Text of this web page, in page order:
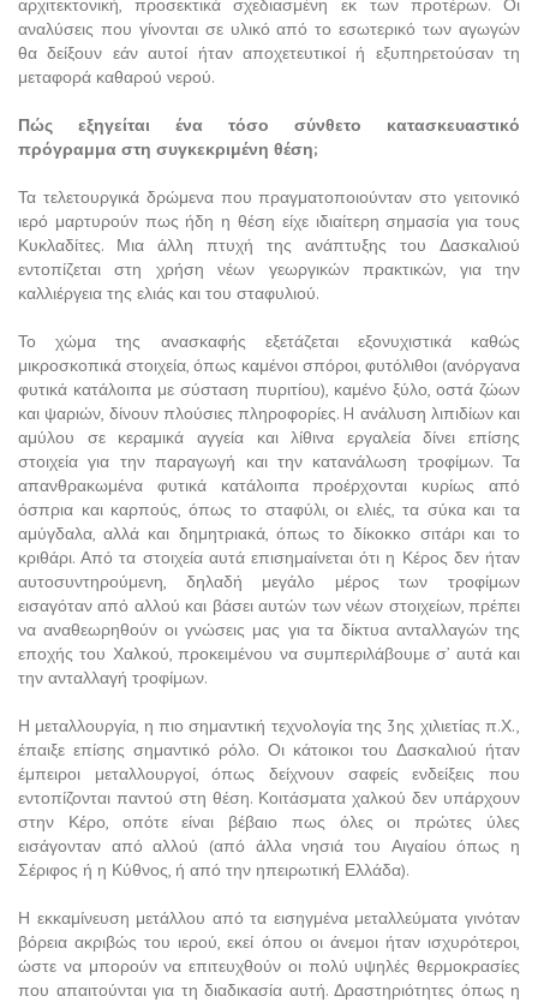
αρχιτεκτονική, προσεκτικά σχεδιασμένη εκ των προτέρων. Οι
αναλύσεις που γίνονται σε υλικό από το εσωτερικό των αγωγών
θα δείξουν εάν αυτοί ήταν αποχετευτικοί ή εξυπηρετούσαν τη
μεταφορά καθαρού νερού.
Πώς εξηγείται ένα τόσο σύνθετο κατασκευαστικό
πρόγραμμα στη συγκεκριμένη θέση;
Τα τελετουργικά δρώμενα που πραγματοποιούνταν στο γειτονικό
ιερό μαρτυρούν πως ήδη η θέση είχε ιδιαίτερη σημασία για τους
Κυκλαδίτες. Μια άλλη πτυχή της ανάπτυξης του Δασκαλιού
εντοπίζεται στη χρήση νέων γεωργικών πρακτικών, για την
καλλιέργεια της ελιάς και του σταφυλιού.
Το χώμα της ανασκαφής εξετάζεται εξονυχιστικά καθώς
μικροσκοπικά στοιχεία, όπως καμένοι σπόροι, φυτόλιθοι (ανόργανα
φυτικά κατάλοιπα με σύσταση πυριτίου), καμένο ξύλο, οστά ζώων
και ψαριών, δίνουν πλούσιες πληροφορίες. H ανάλυση λιπιδίων και
αμύλου σε κεραμικά αγγεία και λίθινα εργαλεία δίνει επίσης
στοιχεία για την παραγωγή και την κατανάλωση τροφίμων. Τα
απανθρακωμένα φυτικά κατάλοιπα προέρχονται κυρίως από
όσπρια και καρπούς, όπως το σταφύλι, οι ελιές, τα σύκα και τα
αμύγδαλα, αλλά και δημητριακά, όπως το δίκοκκο σιτάρι και το
κριθάρι. Από τα στοιχεία αυτά επισημαίνεται ότι η Κέρος δεν ήταν
αυτοσυντηρούμενη, δηλαδή μεγάλο μέρος των τροφίμων
εισαγόταν από αλλού και βάσει αυτών των νέων στοιχείων, πρέπει
να αναθεωρηθούν οι γνώσεις μας για τα δίκτυα ανταλλαγών της
εποχής του Χαλκού, προκειμένου να συμπεριλάβουμε σ’ αυτά και
την ανταλλαγή τροφίμων.
Η μεταλλουργία, η πιο σημαντική τεχνολογία της 3ης χιλιετίας π.Χ.,
έπαιξε επίσης σημαντικό ρόλο. Οι κάτοικοι του Δασκαλιού ήταν
έμπειροι μεταλλουργοί, όπως δείχνουν σαφείς ενδείξεις που
εντοπίζονται παντού στη θέση. Κοιτάσματα χαλκού δεν υπάρχουν
στην Κέρο, οπότε είναι βέβαιο πως όλες οι πρώτες ύλες
εισάγονταν από αλλού (από άλλα νησιά του Αιγαίου όπως η
Σέριφος ή η Κύθνος, ή από την ηπειρωτική Ελλάδα).
Η εκκαμίνευση μετάλλου από τα εισηγμένα μεταλλεύματα γινόταν
βόρεια ακριβώς του ιερού, εκεί όπου οι άνεμοι ήταν ισχυρότεροι,
ώστε να μπορούν να επιτευχθούν οι πολύ υψηλές θερμοκρασίες
που απαιτούνται για τη διαδικασία αυτή. Δραστηριότητες όπως η